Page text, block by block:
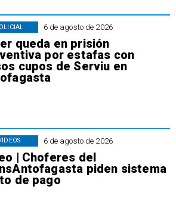
6 de agosto de 2026
queda en prisión
por estafas con
cupos de Serviu en
6 de agosto de 2026
| Choferes del
piden sistema
de pago